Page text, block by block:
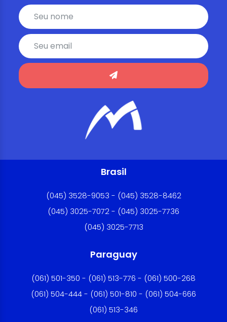
Brasil
(045) 3528-9053 - (045) 3528-8462
(045) 3025-7072 - (045) 3025-7736
(045) 3025-7713
Paraguay
(061) 501-350 - (061) 513-776 - (061) 500-268
(061) 504-444 - (061) 501-810 - (061) 504-666
(061) 513-346